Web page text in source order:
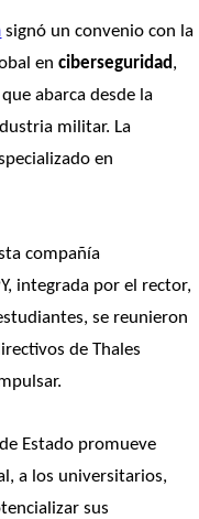
signó un convenio con la
en ciberseguridad,
abarca desde la
militar. La
en
compañía
se reunieron
de Thales
Estado promueve
a los universitarios,
sus